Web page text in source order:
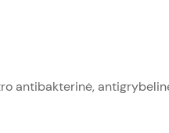
antibakterinė,